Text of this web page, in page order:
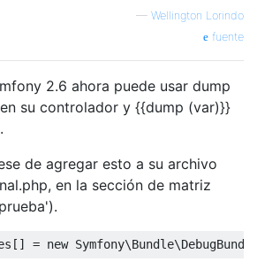
— Wellington Lorindo
fuente
2.6 ahora puede usar dump
su controlador y {{dump (var)}}
de agregar esto a su archivo
en la sección de matriz
[] = new Symfony